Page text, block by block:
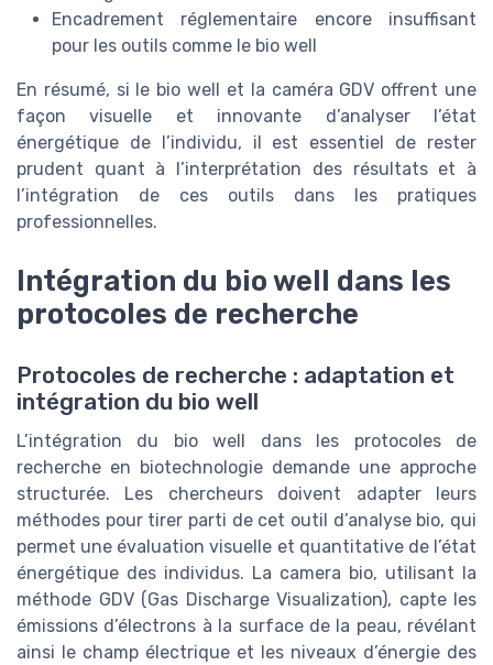
Encadrement réglementaire encore insuffisant
pour les outils comme le bio well
En résumé, si le bio well et la caméra GDV offrent une
façon visuelle et innovante d’analyser l’état
énergétique de l’individu, il est essentiel de rester
prudent quant à l’interprétation des résultats et à
l’intégration de ces outils dans les pratiques
professionnelles.
Intégration du bio well dans les
protocoles de recherche
Protocoles de recherche : adaptation et
intégration du bio well
L’intégration du bio well dans les protocoles de
recherche en biotechnologie demande une approche
structurée. Les chercheurs doivent adapter leurs
méthodes pour tirer parti de cet outil d’analyse bio, qui
permet une évaluation visuelle et quantitative de l’état
énergétique des individus. La camera bio, utilisant la
méthode GDV (Gas Discharge Visualization), capte les
émissions d’électrons à la surface de la peau, révélant
ainsi le champ électrique et les niveaux d’énergie des